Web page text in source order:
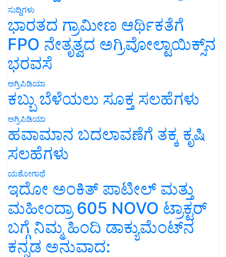
ಸುದ್ದಿಗಳು
ಭಾರತದ ಗ್ರಾಮೀಣ ಆರ್ಥಿಕತೆಗೆ
FPO ನೇತೃತ್ವದ ಅಗ್ರಿವೋಲ್ಟಾಯಿಕ್ಸ್‌ನ
ಭರವಸೆ
ಅಗ್ರಿಪಿಡಿಯಾ
ಕಬ್ಬು ಬೆಳೆಯಲು ಸೂಕ್ತ ಸಲಹೆಗಳು
ಅಗ್ರಿಪಿಡಿಯಾ
ಹವಾಮಾನ ಬದಲಾವಣೆಗೆ ತಕ್ಕ ಕೃಷಿ
ಸಲಹೆಗಳು
ಯಶೋಗಾಥೆ
ಇದೋ ಅಂಕಿತ್ ಪಾಟೀಲ್ ಮತ್ತು
ಮಹೀಂದ್ರಾ 605 NOVO ಟ್ರಾಕ್ಟರ್
ಬಗ್ಗೆ ನಿಮ್ಮ ಹಿಂದಿ ಡಾಕ್ಯುಮೆಂಟ್‌ನ
ಕನ್ನಡ ಅನುವಾದ: